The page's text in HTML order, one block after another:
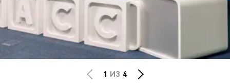
1 ИЗ 4